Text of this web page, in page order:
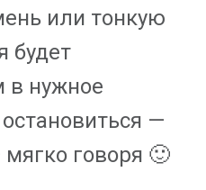
или тонкую
будет
в нужное
—
мягко говоря 🙂